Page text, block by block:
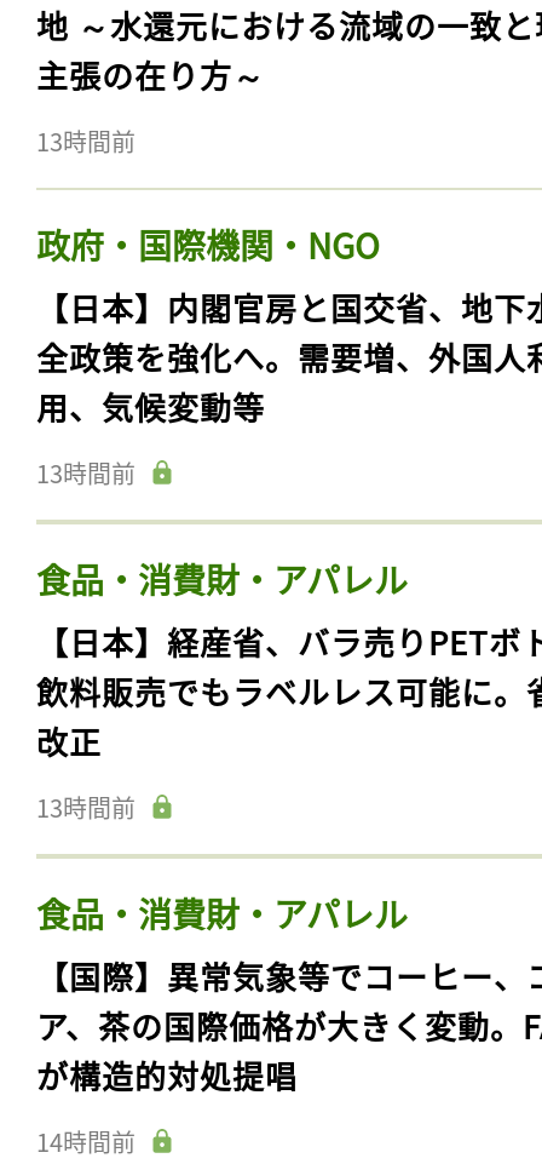
地 ～水還元における流域の一致
主張の在り方～
13時間前
政府・国際機関・NGO
【日本】内閣官房と国交省、地下
全政策を強化へ。需要増、外国人
用、気候変動等
13時間前
食品・消費財・アパレル
【日本】経産省、バラ売りPETボ
飲料販売でもラベルレス可能に。
改正
13時間前
食品・消費財・アパレル
【国際】異常気象等でコーヒー、
ア、茶の国際価格が大きく変動。
が構造的対処提唱
14時間前